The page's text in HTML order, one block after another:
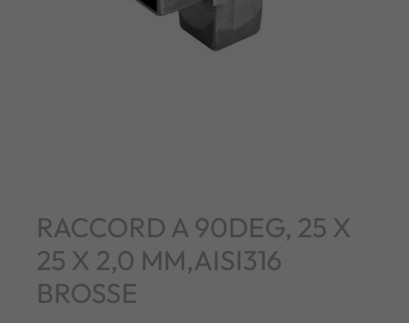
RACCORD A 90DEG, 25 X
25 X 2,0 MM,AISI316
BROSSE